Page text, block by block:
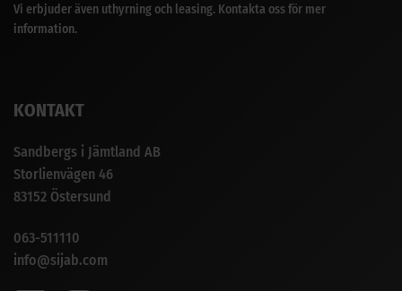
Vi erbjuder även uthyrning och leasing. Kontakta oss för mer
information.
KONTAKT
Sandbergs i Jämtland AB
Storlienvägen 46
83152 Östersund
063-511110
info@sijab.com